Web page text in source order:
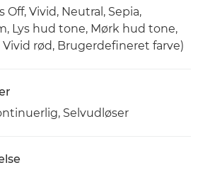
Off, Vivid, Neutral, Sepia,
Lys hud tone, Mørk hud tone,
Vivid rød, Brugerdefineret farve)
Selvudløser